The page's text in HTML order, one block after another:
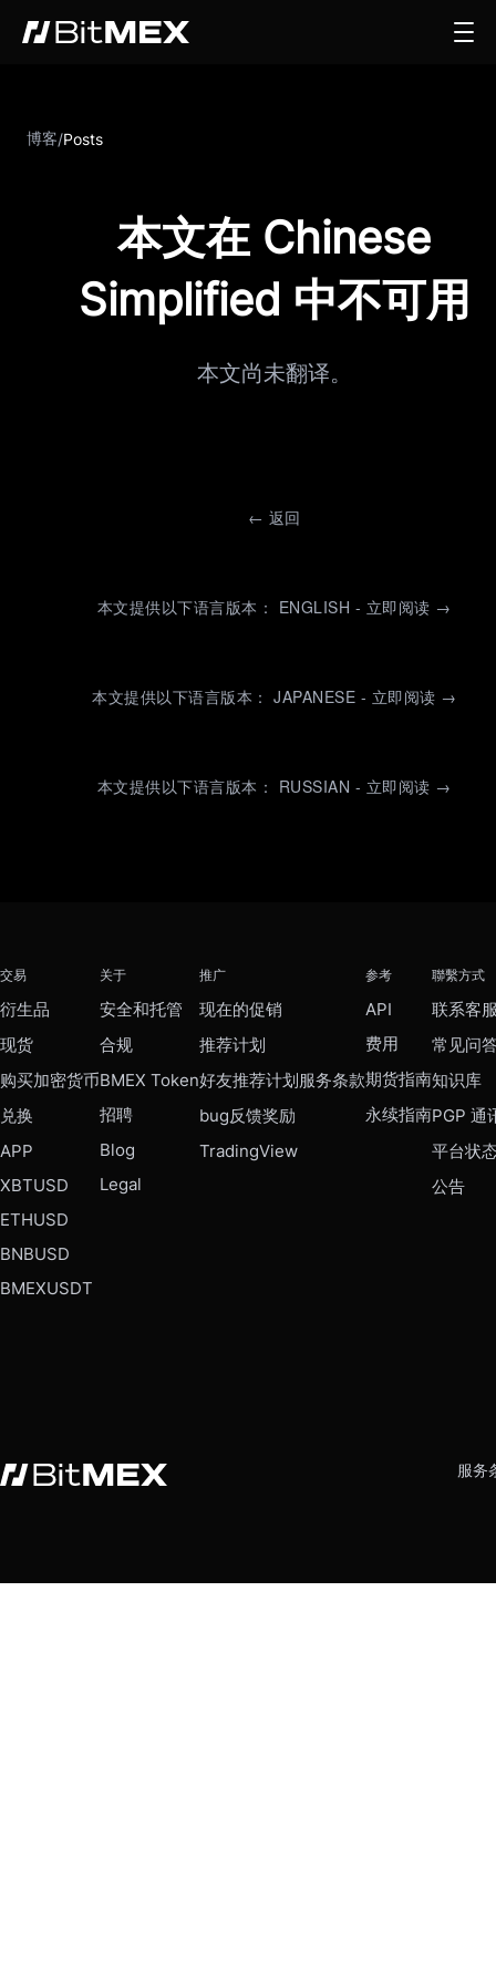
博客/Posts
本文在 Chinese
Simplified 中不可用
本文尚未翻译。
← 返回
本文提供以下语言版本： ENGLISH - 立即阅读 →
本文提供以下语言版本： JAPANESE - 立即阅读 →
本文提供以下语言版本： RUSSIAN - 立即阅读 →
交易
衍生品
现货
购买加密货币
兑换
APP
XBTUSD
ETHUSD
BNBUSD
BMEXUSDT
关于
安全和托管
合规
BMEX Token
招聘
Blog
Legal
推广
现在的促销
推荐计划
好友推荐计划服务条款
bug反馈奖励
TradingView
参考
API
费用
期货指南
永续指南
聯繫方式
联系客
常见问
知识库
PGP 通
平台状
公告
服务